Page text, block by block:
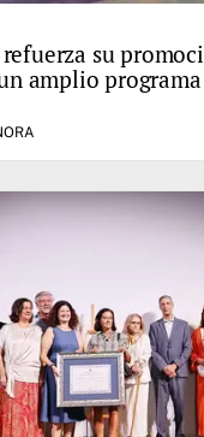
su
amplio